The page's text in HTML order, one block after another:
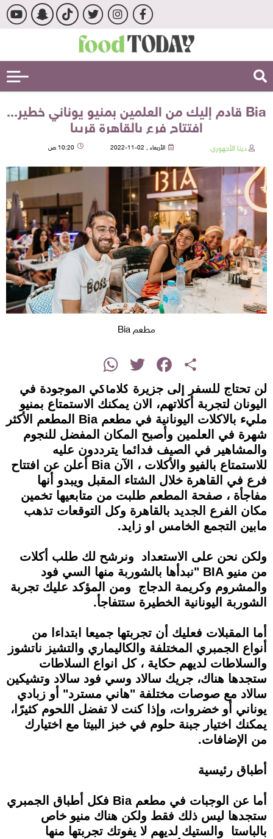
Bia قادم إليك من العلمين بمنيو يوناني خطير...
افتتاح فرع بالقاهرة قريبا
دينا الأجهوري الأربعاء , 02-11-2022 10:20 ص
مطعم Bia
Share
Facebook
Twitter
WhatsApp
لن تحتاج للسفر إلى جزيرة كلاماكي الموجودة في
اليونان لتجربة أكلاتهم، الان يمكنك الاستمتاع بمنيو
مليء بالاكلات اليونانية في مطعم Bia المطعم الأكثر
شهرة في العلمين وأصبح المكان المفضل للنجوم
والمشاهير في الصيف فدائما يترددون عليه
للاستمتاع بالفيو والأكلات ، الآن Bia أعلن عن افتتاح
فرع في القاهرة خلال الشتاء المقبل ويبدو أنها
مفاجأة ، صفحة المطعم طلبت من متابعيها تخمين
مكان الفرع الجديد بالقاهرة وكل التوقعات تذهب
مابين التجمع الخامس او زايد.
ولكن نحن على الاستعداد ونرشح لك طلب أكلات
من منيو BIA "نبدأها بالشوربة منها السي فود
والمشروم وكريمة الدجاج ومن المؤكد عليك تجربة
الشوربة اليونانية الخطيرة ستتفاجأ.
أما المقبلات فعليك أن تجربتها جميعا ابتداءا من
أنواع الجمبري المختلفة والكاليماري والتشيز ناتشوز
والسلاطات لديهم حكاية ، كل انواع السلاطات
ستجدها هناك، جريك سالاد وسي فود سالاد وتشيكين
سالاد مع صوصات مختلفة "هاني مسترد" أو زبادي
يوناني أو خضروات، وإذا كنت لا تفضل اللحوم كثيرًا،
يمكنك اختيار جبنة حلوم في خبز البيتا مع اختيارك
من الإضافات.
أطباق رئيسية
أما عن الوجبات في مطعم Bia فكل أطباق الجمبري
ستجدها ليس ذلك فقط ولكن هناك منيو خاص
بالباستا والستيك لديهم لا يفوتك تجربتها منها